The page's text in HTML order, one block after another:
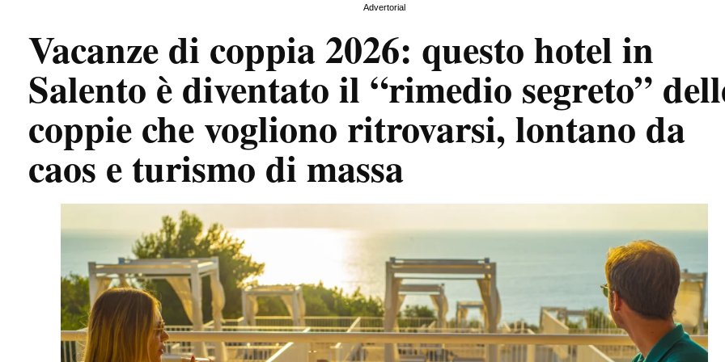
Advertorial
Vacanze di coppia 2026: questo hotel in
Salento è diventato il “rimedio segreto”
coppie che vogliono ritrovarsi, lontano da
caos e turismo di massa